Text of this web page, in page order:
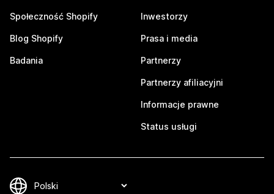
Społeczność Shopify
Blog Shopify
Badania
Inwestorzy
Prasa i media
Partnerzy
Partnerzy afiliacyjni
Informacje prawne
Status usługi